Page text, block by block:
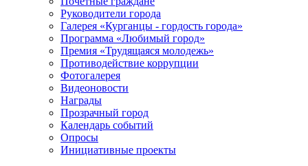
Руководители города
Галерея «Курганцы - гордость города»
Программа «Любимый город»
Премия «Трудящаяся молодежь»
Противодействие коррупции
Фотогалерея
Видеоновости
Награды
Прозрачный город
Календарь событий
Опросы
Инициативные проекты